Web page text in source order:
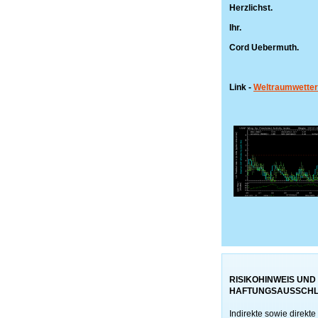
Herzlichst.
Ihr.
Cord Uebermuth.
Link - Weltraumwetter
RISIKOHINWEIS UND
Indirekte sowie direkte